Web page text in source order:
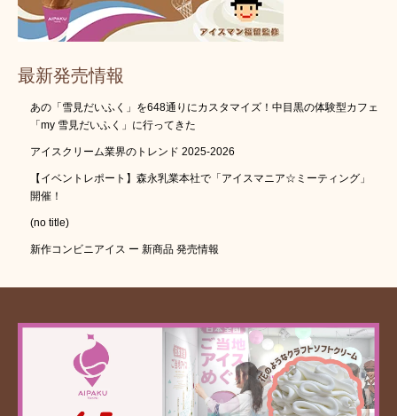
最新発売情報
あの「雪見だいふく」を648通りにカスタマイズ！中目黒の体験型カフェ
「my 雪見だいふく」に行ってきた
アイスクリーム業界のトレンド 2025-2026
【イベントレポート】森永乳業本社で「アイスマニア☆ミーティング」
開催！
(no title)
新作コンビニアイス ー 新商品 発売情報